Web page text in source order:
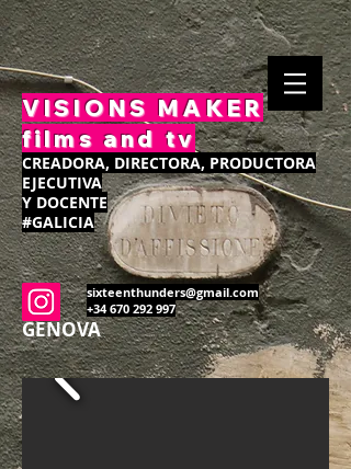
VISIONS MAKER
films and tv
CREADORA, DIRECTORA, PRODUCTORA
EJECUTIVA
Y DOCENTE
#GALICIA
sixteenthunders@gmail.com
+34 670 292 997
GENOVA